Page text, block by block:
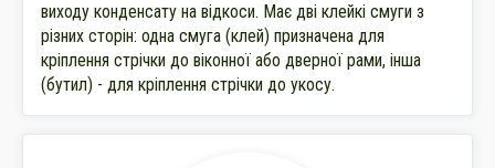
виходу конденсату на відкоси. Має дві клейкі смуги з
різних сторін: одна смуга (клей) призначена для
кріплення стрічки до віконної або дверної рами, інша
(бутил) - для кріплення стрічки до укосу.